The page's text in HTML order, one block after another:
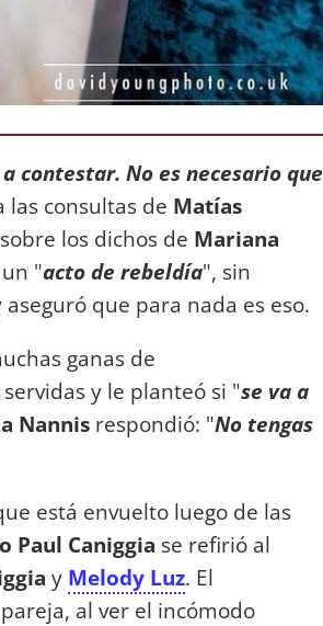
contestar. No es necesario que
las consultas de Matías
los dichos de Mariana
"acto de rebeldía", sin
aseguró que para nada es eso.
ganas de
y le planteó si "se va a
Nannis respondió: "No tengas
está envuelto luego de las
Paul Caniggia se refirió al
y Melody Luz. El
al ver el incómodo